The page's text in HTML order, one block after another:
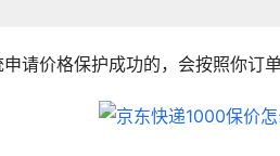
申请价格保护成功的，会按照你订